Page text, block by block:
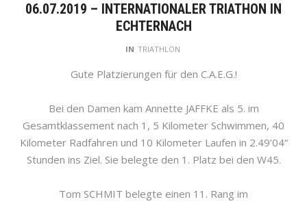
06.07.2019 – INTERNATIONALER TRIATHON IN
ECHTERNACH
IN TRIATHLON
Gute Platzierungen für den C.A.E.G.!
Bei den Damen kam Annette JAFFKE als 5. im
Gesamtklassement nach 1, 5 Kilometer Schwimmen, 40
Kilometer Radfahren und 10 Kilometer Laufen in 2.49’04“
Stunden ins Ziel. Sie belegte den 1. Platz bei den W45.
Tom SCHMIT belegte einen 11. Rang im